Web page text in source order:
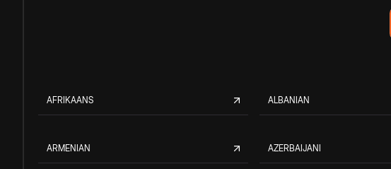
AFRIKAANS ALBANIAN
ARMENIAN AZERBAIJANI